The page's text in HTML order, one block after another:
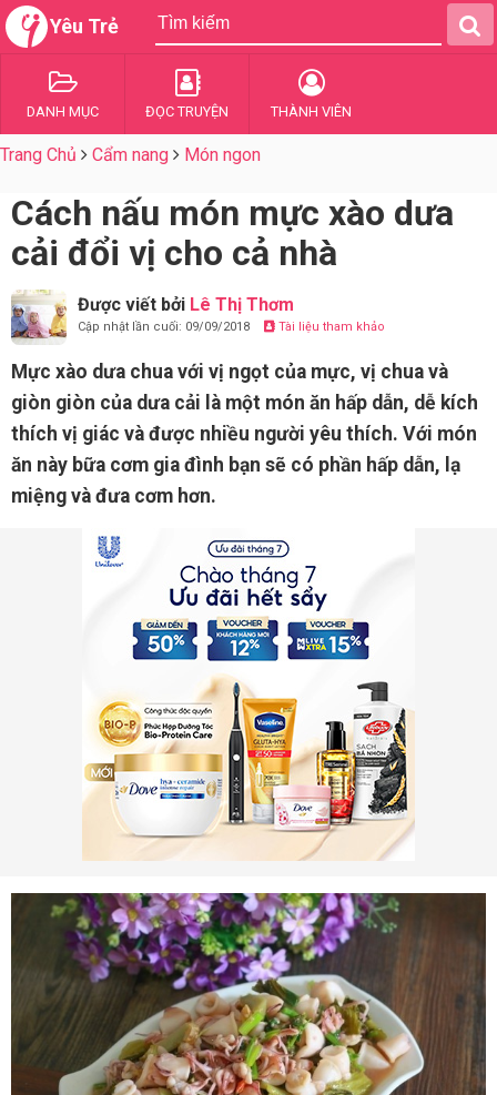
Yêu Trẻ
DANH MỤC ĐỌC TRUYỆN THÀNH VIÊN
Trang Chủ Cẩm nang Món ngon
Cách nấu món mực xào dưa
cải đổi vị cho cả nhà
Được viết bởi Lê Thị Thơm
Cập nhật lần cuối: 09/09/2018 Tài liệu tham khảo
Mực xào dưa chua với vị ngọt của mực, vị chua và
giòn giòn của dưa cải là một món ăn hấp dẫn, dễ kích
thích vị giác và được nhiều người yêu thích. Với món
ăn này bữa cơm gia đình bạn sẽ có phần hấp dẫn, lạ
miệng và đưa cơm hơn.